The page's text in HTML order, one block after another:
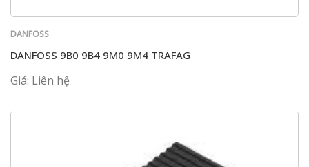
DANFOSS
DANFOSS 9B0 9B4 9M0 9M4 TRAFAG
Giá: Liên hệ